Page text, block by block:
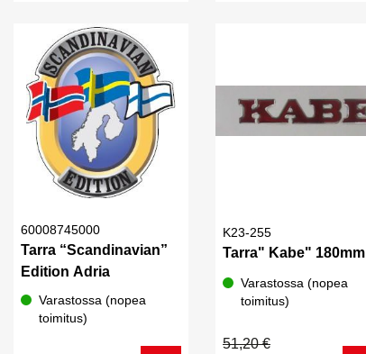
60008745000
Tarra “Scandinavian”
Edition Adria
Varastossa (nopea
toimitus)
K23-255
Tarra" Kabe" 180mm
Varastossa (nopea
toimitus)
51,20€
Alkuperäinen
Nykyinen